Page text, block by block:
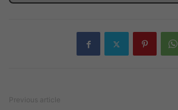
Previous article